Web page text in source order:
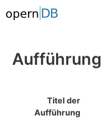
Aufführung
Titel der
Aufführung